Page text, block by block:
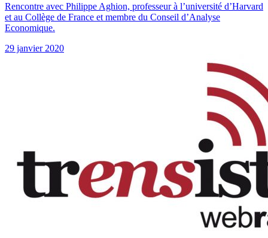
Rencontre avec Philippe Aghion, professeur à l’université d’Harvard
et au Collège de France et membre du Conseil d’Analyse
Economique.
29 janvier 2020